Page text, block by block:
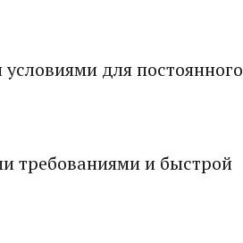
для постоянного
требованиями и быстрой